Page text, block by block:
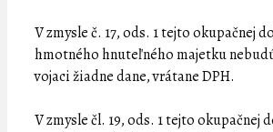
V zmysle č. 17, ods. 1 tejto okupačnej
hmotného hnuteľného majetku
vojaci žiadne dane, vrátane DPH.
V zmysle čl. 19, ods. 1 tejto okupačnej